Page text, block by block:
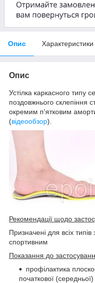
Опис Характеристики
Опис
Устілка каркасного типу
поздовжнього склепіння
окремим п'ятковим
(відеообзор).
Рекомендації щодо
Призначені для всіх типів
спортивним
Показання до
профілактика
початкової (середньої)